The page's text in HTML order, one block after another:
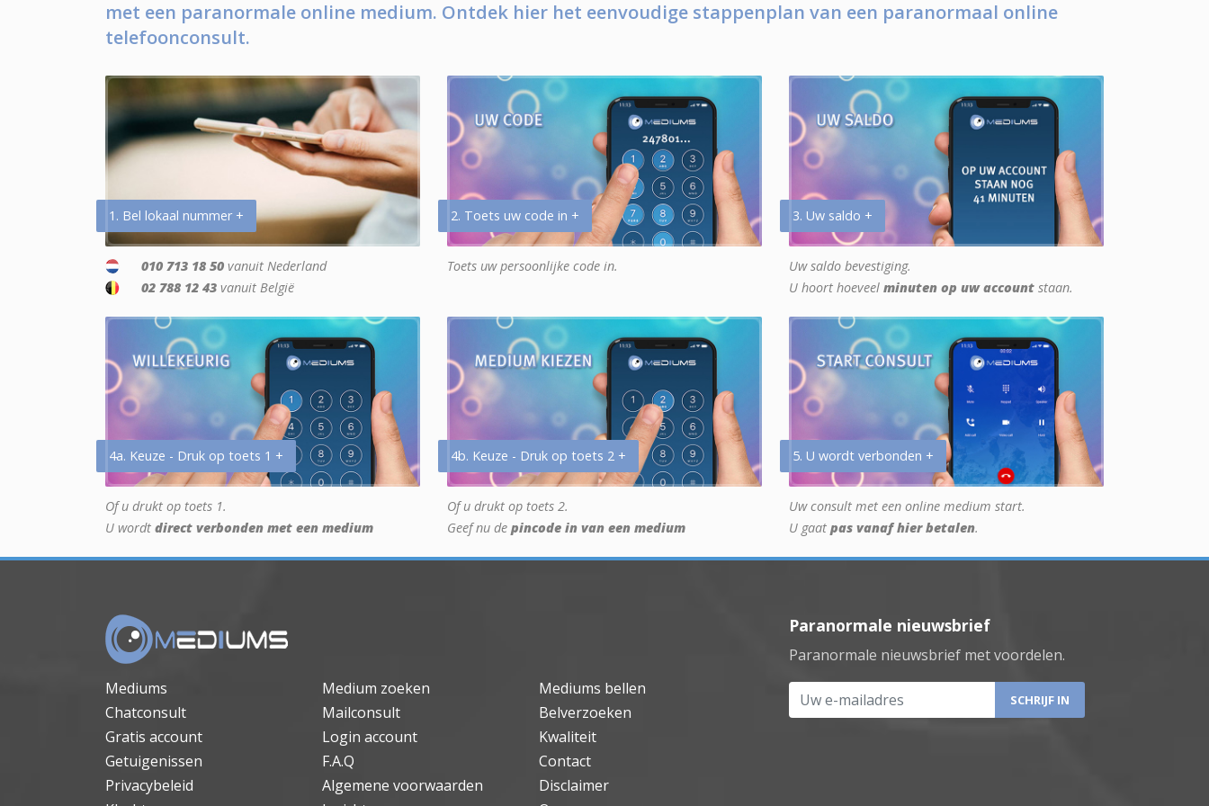
met een paranormale online medium. Ontdek hier het eenvoudige stappenplan van een paranormaal online
telefoonconsult.
1. Bel lokaal nummer +
010 713 18 50 vanuit Nederland
02 788 12 43 vanuit België
2. Toets uw code in +
Toets uw persoonlijke code in.
3. Uw saldo +
Uw saldo bevestiging.
U hoort hoeveel minuten op uw account staan.
4a. Keuze - Druk op toets 1 +
Of u drukt op toets 1.
U wordt direct verbonden met een medium
4b. Keuze - Druk op toets 2 +
Of u drukt op toets 2.
Geef nu de pincode in van een medium
5. U wordt verbonden +
Uw consult met een online medium start.
U gaat pas vanaf hier betalen.
Mediums Medium zoeken
Mediums bellen
Chatconsult
Mailconsult
Belverzoeken
Gratis account
Login account
Kwaliteit
Getuigenissen
F.A.Q
Contact
Privacybeleid
Algemene voorwaarden
Disclaimer
Paranormale nieuwsbrief
Paranormale nieuwsbrief met voordelen.
Uw e-mailadres